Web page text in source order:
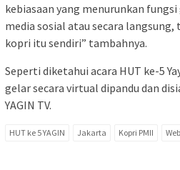
kebiasaan yang menurunkan
media sosial atau secara
kopri itu sendiri” tambahnya.
Seperti diketahui acara HUT ke-5
gelar secara virtual dipandu dan
YAGIN TV.
HUT ke 5 YAGIN Jakarta Kopri PMII